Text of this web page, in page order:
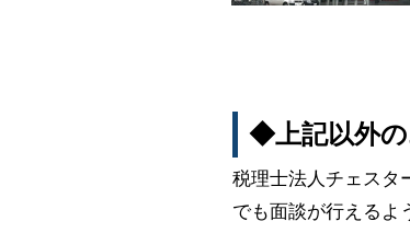
◆上記以外
税理士法人チェスタ
でも面談が行えるよ